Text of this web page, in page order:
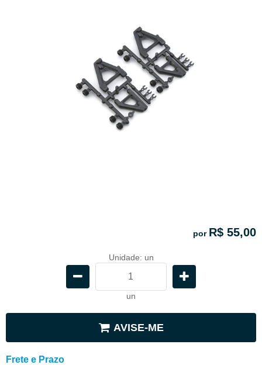
por R$ 55,00
Unidade: un
un
AVISE-ME
Frete e Prazo